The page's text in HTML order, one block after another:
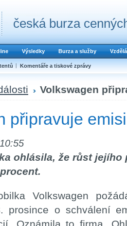
česká burza
Výsledky Burza a služby
Komentáře a tiskové zprávy
Volkswagen
připravuje
ohlásila, že růst jejího
Volkswagen
prosince o schválení
Oznámila to firma.